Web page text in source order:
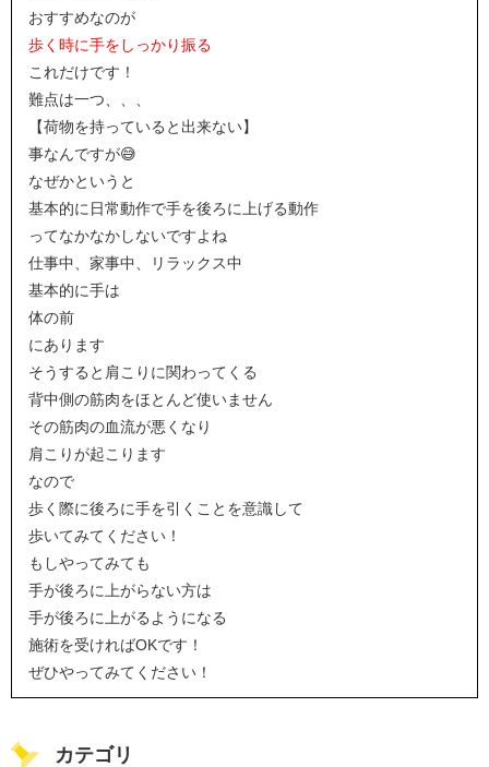
おすすめなのが
歩く時に手をしっかり振る
これだけです！
難点は一つ、、、
【荷物を持っていると出来ない】
事なんですが😅
なぜかというと
基本的に日常動作で手を後ろに上げる動作
ってなかなかしないですよね
仕事中、家事中、リラックス中
基本的に手は
体の前
にあります
そうすると肩こりに関わってくる
背中側の筋肉をほとんど使いません
その筋肉の血流が悪くなり
肩こりが起こります
なので
歩く際に後ろに手を引くことを意識して
歩いてみてください！
もしやってみても
手が後ろに上がらない方は
手が後ろに上がるようになる
施術を受ければOKです！
ぜひやってみてください！
カテゴリ